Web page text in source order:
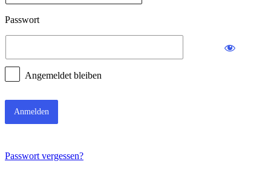
Passwort
Angemeldet bleiben
Passwort vergessen?